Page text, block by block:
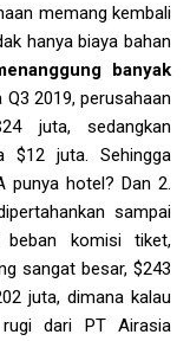
memang kembali
hanya biaya bahan
banyak
Q3 2019, perusahaan
juta, sedangkan
$12 juta. Sehingga
punya hotel? Dan 2.
sampai
beban komisi tiket,
sangat besar, $243
juta, dimana kalau
dari PT Airasia